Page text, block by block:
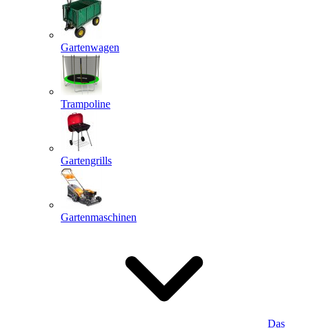
Gartenwagen
Trampoline
Gartengrills
Gartenmaschinen
Das